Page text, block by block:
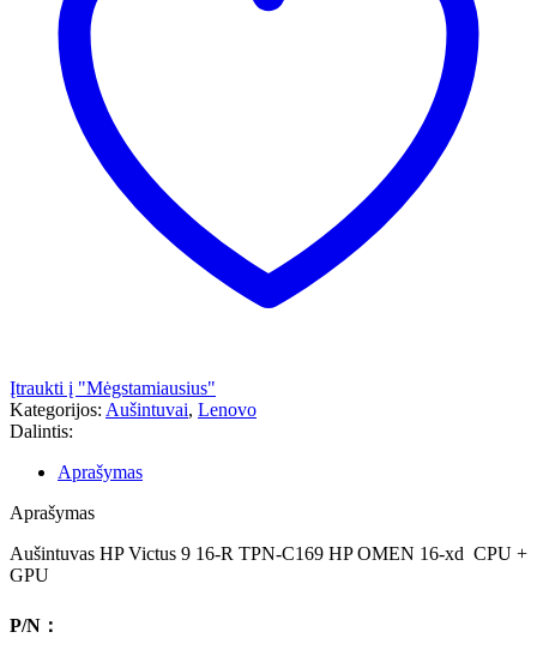
Įtraukti į "Mėgstamiausius"
Kategorijos: Aušintuvai, Lenovo
Dalintis:
Aprašymas
Aprašymas
Aušintuvas HP Victus 9 16-R TPN-C169 HP OMEN 16-xd CPU +
GPU
P/N ：